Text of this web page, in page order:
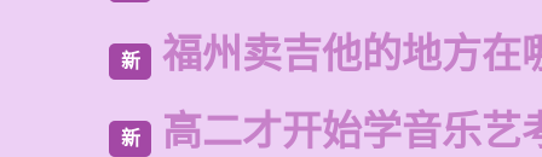
新 福州卖吉他的地方在
新 高二才开始学音乐艺